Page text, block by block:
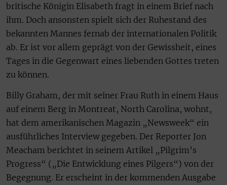
britische Königin Elisabeth fragt in einem Brief nach
ihm. Doch ansonsten spielt sich der Ruhestand des
bekannten Mannes fernab der internationalen Politik
ab. Er ist vor allem geprägt von der Gewissheit, eines
Tages in die Gegenwart eines liebenden Gottes treten
zu können.
Billy Graham, der mit seiner Frau Ruth in einem Haus
auf einem Berg in Montreat, North Carolina, wohnt,
hat dem amerikanischen Magazin „Newsweek“ ein
ausführliches Interview gegeben. Der Reporter Jon
Meacham berichtet in seinem Artikel „Pilgrim’s
Progress“ („Die Entwicklung eines Pilgers“) von der
Begegnung. Er erscheint in der kommenden Ausgabe